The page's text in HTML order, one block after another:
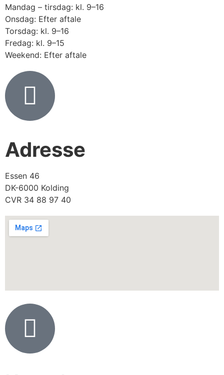
Mandag – tirsdag: kl. 9–16
Onsdag: Efter aftale
Torsdag: kl. 9–16
Fredag: kl. 9–15
Weekend: Efter aftale
Adresse
Essen 46
DK-6000 Kolding
CVR 34 88 97 40